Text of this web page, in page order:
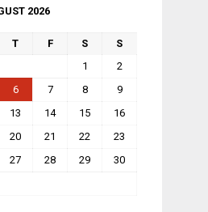
2026
T F S
S
1
2
6 7 8
9
13 14 15
16
20 21 22
23
27 28 29
30